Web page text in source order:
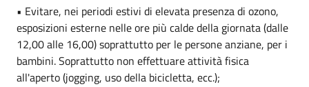
• Evitare, nei periodi estivi di elevata presenza di ozono,
esposizioni esterne nelle ore più calde della giornata (dalle
12,00 alle 16,00) soprattutto per le persone anziane, per i
bambini. Soprattutto non effettuare attività fisica
all'aperto (jogging, uso della bicicletta, ecc.);